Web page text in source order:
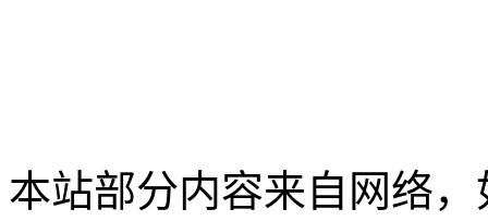
本站部分内容来自网络